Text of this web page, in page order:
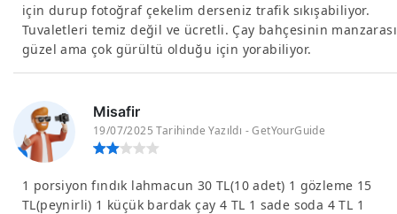
için durup fotoğraf çekelim derseniz trafik sıkışabiliyor.
Tuvaletleri temiz değil ve ücretli. Çay bahçesinin manzarası
güzel ama çok gürültü olduğu için yorabiliyor.
Misafir
19/07/2025 Tarihinde Yazıldı - GetYourGuide
1 porsiyon fındık lahmacun 30 TL(10 adet) 1 gözleme 15
TL(peynirli) 1 küçük bardak çay 4 TL 1 sade soda 4 TL 1